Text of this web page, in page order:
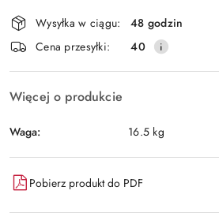
Wyślij
Dostępność
i
dostawa
Wysyłka w ciągu:
48 godzin
Cena przesyłki:
40
Więcej o produkcie
Waga: 16.5 kg
Pobierz produkt do PDF